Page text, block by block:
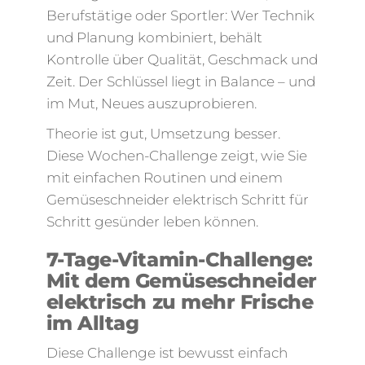
Berufstätige oder Sportler: Wer Technik
und Planung kombiniert, behält
Kontrolle über Qualität, Geschmack und
Zeit. Der Schlüssel liegt in Balance – und
im Mut, Neues auszuprobieren.
Theorie ist gut, Umsetzung besser.
Diese Wochen-Challenge zeigt, wie Sie
mit einfachen Routinen und einem
Gemüseschneider elektrisch Schritt für
Schritt gesünder leben können.
7-Tage-Vitamin-Challenge:
Mit dem Gemüseschneider
elektrisch zu mehr Frische
im Alltag
Diese Challenge ist bewusst einfach